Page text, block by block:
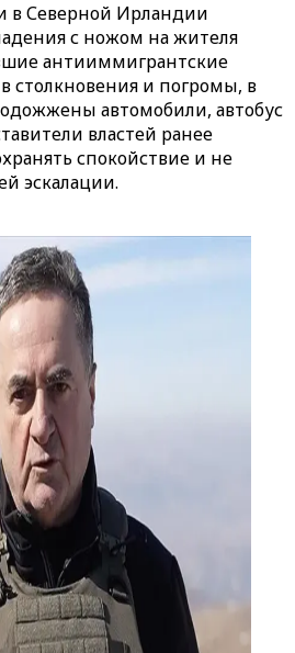
в Северной Ирландии
с ножом на жителя
антииммигрантские
столкновения и погромы, в
автомобили, автобус
властей ранее
спокойствие и не
эскалации.